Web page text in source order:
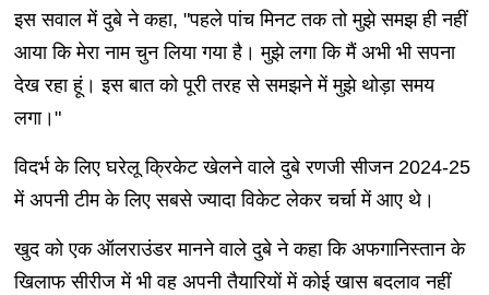
इस सवाल में दुबे ने कहा, "पहले पांच मिनट तक तो मुझे समझ ही नहीं
आया कि मेरा नाम चुन लिया गया है। मुझे लगा कि मैं अभी भी सपना
देख रहा हूं। इस बात को पूरी तरह से समझने में मुझे थोड़ा समय
लगा।"
विदर्भ के लिए घरेलू क्रिकेट खेलने वाले दुबे रणजी सीजन 2024-25
में अपनी टीम के लिए सबसे ज्यादा विकेट लेकर चर्चा में आए थे।
खुद को एक ऑलराउंडर मानने वाले दुबे ने कहा कि अफगानिस्तान के
खिलाफ सीरीज में भी वह अपनी तैयारियों में कोई खास बदलाव नहीं